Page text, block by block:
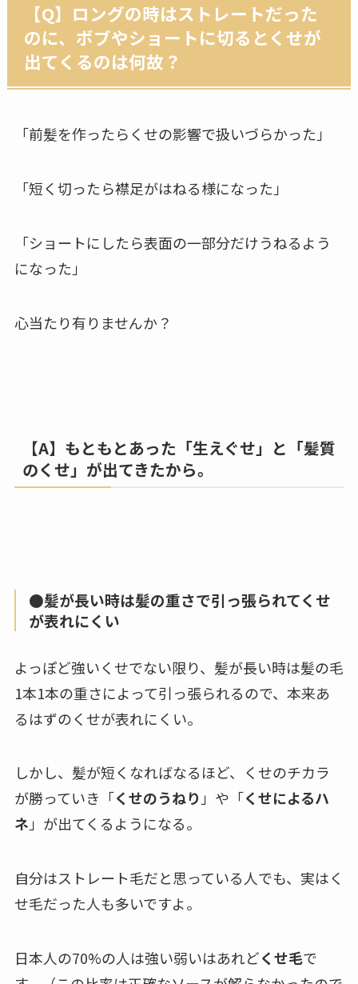
【Q】ロングの時はストレートだった
のに、ボブやショートに切るとくせが
出てくるのは何故？
「前髪を作ったらくせの影響で扱いづらかった」
「短く切ったら襟足がはねる様になった」
「ショートにしたら表面の一部分だけうねるよう
になった」
心当たり有りませんか？
【A】もともとあった「生えぐせ」と「髪質
のくせ」が出てきたから。
●髪が長い時は髪の重さで引っ張られてくせ
が表れにくい
よっぽど強いくせでない限り、髪が長い時は髪の毛
1本1本の重さによって引っ張られるので、本来あ
るはずのくせが表れにくい。
しかし、髪が短くなればなるほど、くせのチカラ
が勝っていき「くせのうねり」や「くせによるハ
ネ」が出てくるようになる。
自分はストレート毛だと思っている人でも、実はく
せ毛だった人も多いですよ。
日本人の70%の人は強い弱いはあれどくせ毛で